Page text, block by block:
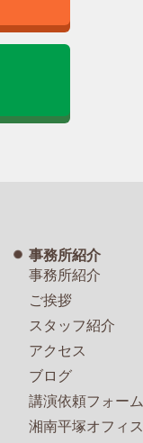
事務所紹介
事務所紹介
ご挨拶
スタッフ紹介
アクセス
ブログ
講演依頼フォーム
湘南平塚オフィス